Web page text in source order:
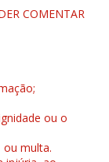
COMENTAR
ou o
ou multa.